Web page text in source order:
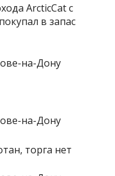
ArcticCat c
в запас
торга нет